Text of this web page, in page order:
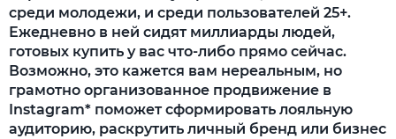
среди молодежи, и среди пользователей 25+.
Ежедневно в ней сидят миллиарды людей,
готовых купить у вас что-либо прямо сейчас.
Возможно, это кажется вам нереальным, но
грамотно организованное продвижение в
Instagram* поможет сформировать лояльную
аудиторию, раскрутить личный бренд или бизнес
Таргетированная реклама
Работа с блогерами
Взаимный пиар
Третий этап — вовлечение аудитории